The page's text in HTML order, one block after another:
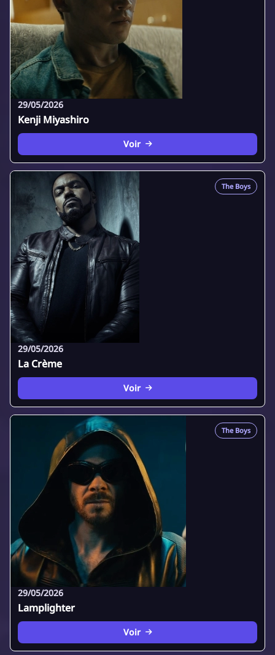
29/05/2026
Kenji Miyashiro
Voir
The Boys
29/05/2026
La Crème
Voir
The Boys
29/05/2026
Lamplighter
Voir